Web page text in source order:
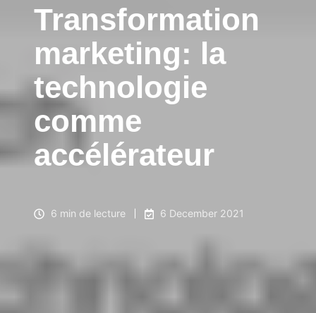
Transformation
marketing: la
technologie
comme
accélérateur
6 min de lecture 6 December 2021